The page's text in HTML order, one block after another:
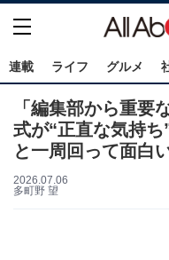
連載 ライフ グルメ
「編集部から重要
式が“正直な気持
と一周回って面白い
2026.07.06
多町野 望